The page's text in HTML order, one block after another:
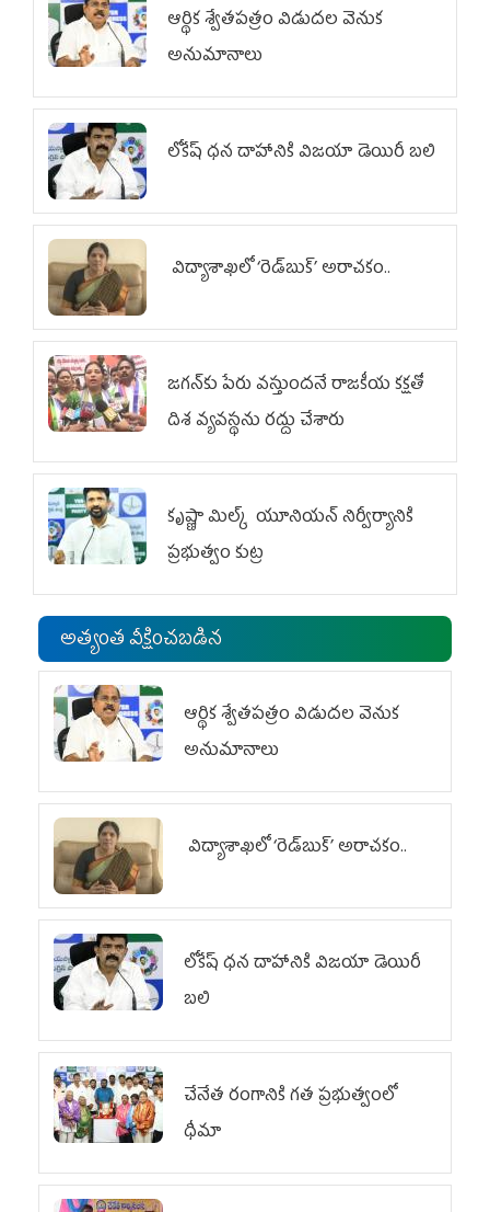
ఆర్థిక శ్వేతపత్రం విడుదల వెనుక
అనుమానాలు
లోకేష్ ధ‌న దాహానికి విజ‌యా డెయిరీ బ‌లి
విద్యాశాఖలో ‘రెడ్‌బుక్’ అరాచకం..
జగన్‌కు పేరు వస్తుందనే రాజకీయ కక్షతో
దిశ వ్య‌వ‌స్థ‌ను రద్దు చేశారు
కృష్ణా మిల్క్‌ యూనియన్‌ నిర్వీర్యానికి
ప్రభుత్వం కుట్ర
అత్యంత వీక్షించబడిన
ఆర్థిక శ్వేతపత్రం విడుదల వెనుక
అనుమానాలు
విద్యాశాఖలో ‘రెడ్‌బుక్’ అరాచకం..
లోకేష్ ధ‌న దాహానికి విజ‌యా డెయిరీ
బ‌లి
చేనేత రంగానికి గత ప్రభుత్వంలో
ధీమా